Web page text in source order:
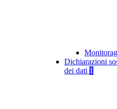
Dichiarazioni
dei dati 1